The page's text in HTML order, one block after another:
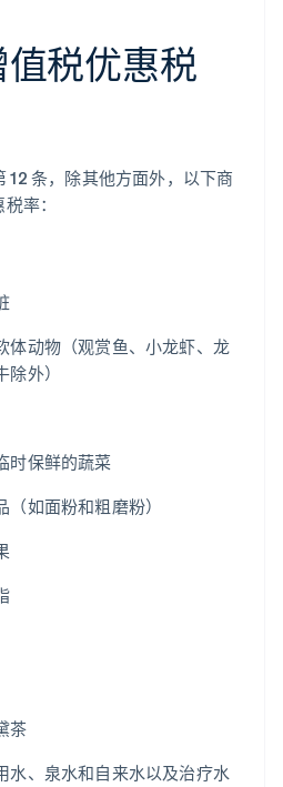
税优惠税
12 条，除其他方面外，以下商
率：
体动物（观赏鱼、小龙虾、龙
外）
时保鲜的蔬菜
（如面粉和粗磨粉）
茶
水、泉水和自来水以及治疗水